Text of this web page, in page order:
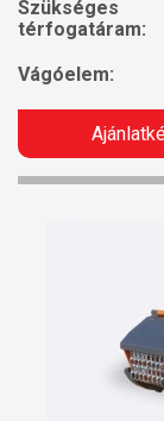
Szükséges
térfogatáram:
Vágóelem: